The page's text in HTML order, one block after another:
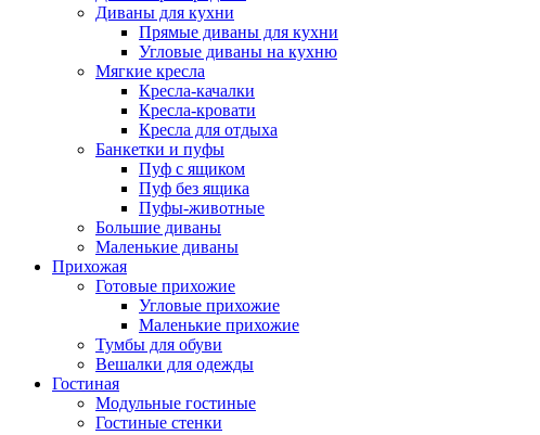
Диваны для кухни
Прямые диваны для кухни
Угловые диваны на кухню
Мягкие кресла
Кресла-качалки
Кресла-кровати
Кресла для отдыха
Банкетки и пуфы
Пуф с ящиком
Пуф без ящика
Пуфы-животные
Большие диваны
Маленькие диваны
Прихожая
Готовые прихожие
Угловые прихожие
Маленькие прихожие
Тумбы для обуви
Вешалки для одежды
Гостиная
Модульные гостиные
Гостиные стенки